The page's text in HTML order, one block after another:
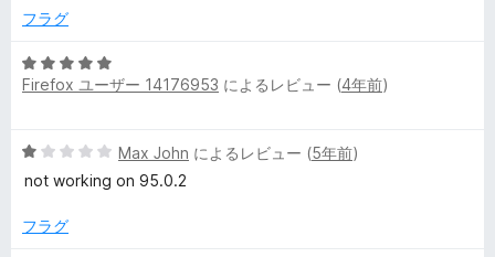
ュ
ー
3
評
価
フラグ
5
段
5
の
価
Firefox ユーザー 14176953 によるレビュー (4年前)
5
段
中
Max John によるレビュー (5年前)
not working on 95.0.2
フラグ